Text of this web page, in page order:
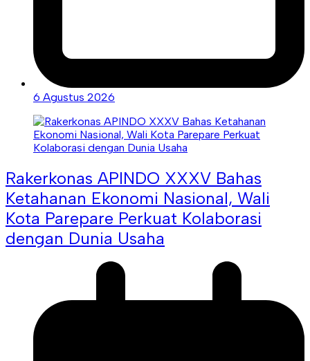
6 Agustus 2026
Rakerkonas APINDO XXXV Bahas
Ketahanan Ekonomi Nasional, Wali
Kota Parepare Perkuat Kolaborasi
dengan Dunia Usaha